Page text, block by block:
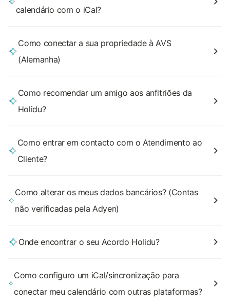
calendário com o iCal?
Como conectar a sua propriedade à AVS
(Alemanha)
Como recomendar um amigo aos anfitriões da
Holidu?
Como entrar em contacto com o Atendimento ao
Cliente?
Como alterar os meus dados bancários? (Contas
não verificadas pela Adyen)
Onde encontrar o seu Acordo Holidu?
Como configuro um iCal/sincronização para
conectar meu calendário com outras plataformas?